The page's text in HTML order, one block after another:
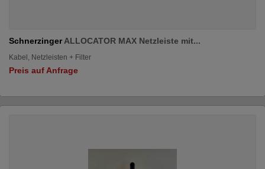
SchnerzingerALLOCATOR MAX Netzleiste mit...
Kabel, Netzleisten + Filter
Preis auf Anfrage